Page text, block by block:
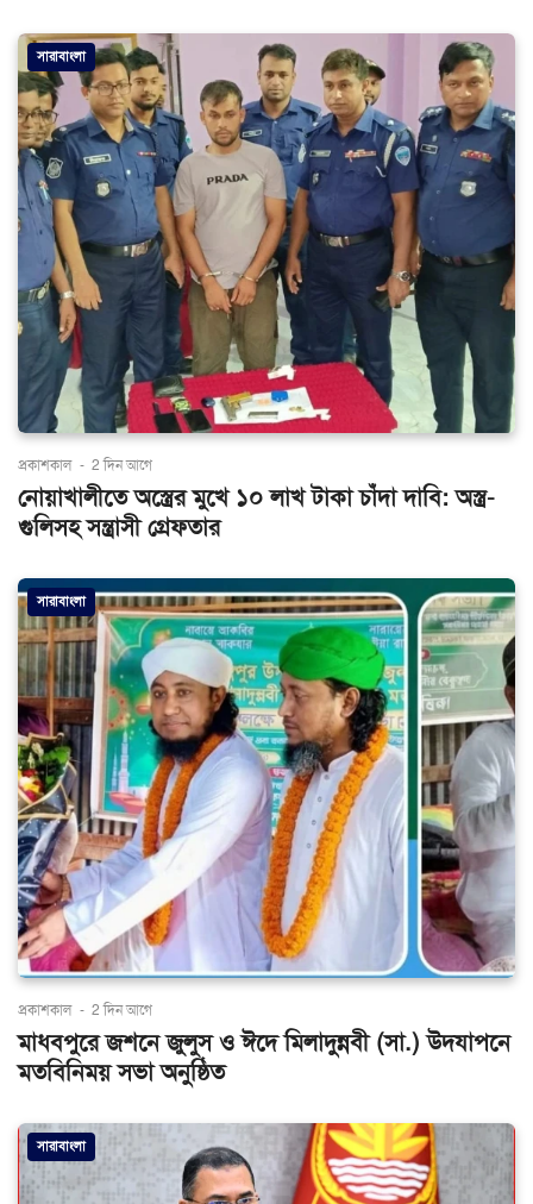
সারাবাংলা
প্রকাশকাল - 2 দিন আগে
নোয়াখালীতে অস্ত্রের মুখে ১০ লাখ টাকা চাঁদা দাবি: অস্ত্র-
গুলিসহ সন্ত্রাসী গ্রেফতার
সারাবাংলা
প্রকাশকাল - 2 দিন আগে
মাধবপুরে জশনে জুলুস ও ঈদে মিলাদুন্নবী (সা.) উদযাপনে
মতবিনিময় সভা অনুষ্ঠিত
সারাবাংলা